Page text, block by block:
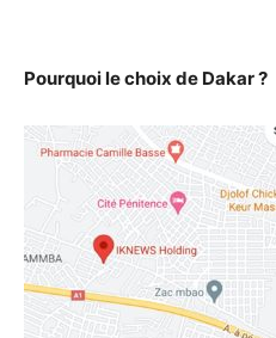
Pourquoi le choix de Dakar ?